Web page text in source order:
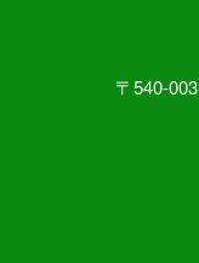
〒540-